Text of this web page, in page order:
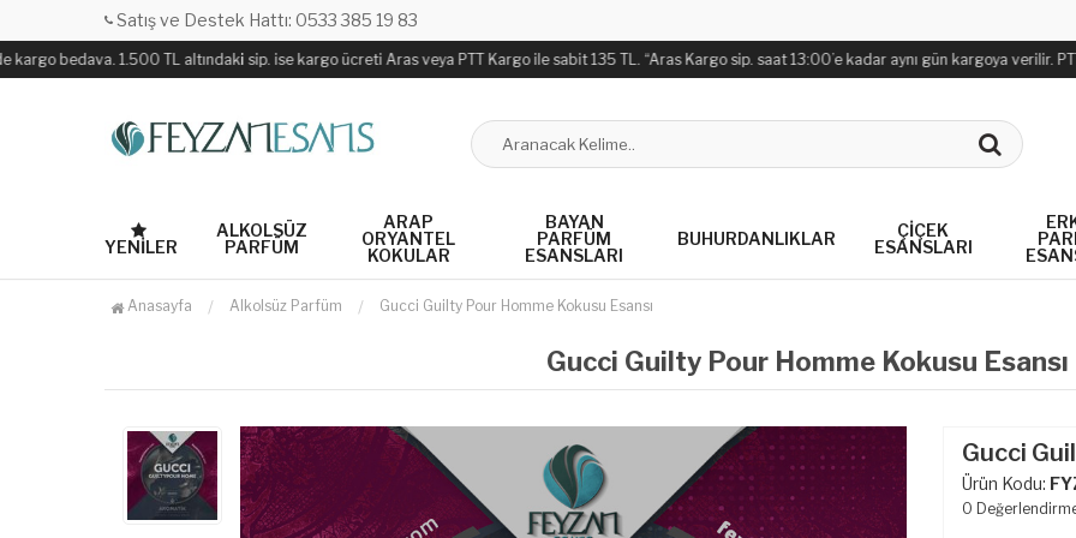
Satış ve Destek Hattı: 0533 385 19 83
bedava. 1.500 TL altındaki sip. ise kargo ücreti Aras veya PTT Kargo ile sabit 135 TL. “Aras Kargo sip. saat 13:00’e kadar aynı gün kargoya verilir. PTT
YENILER
ALKOLSÜZ
PARFÜM
ARAP
ORYANTEL
KOKULAR
BAYAN
PARFÜM
ESANSLARI
BUHURDANLIKLAR
ÇIÇEK
ESANSLARI
Anasayfa Alkolsüz Parfüm Gucci Guilty Pour Homme Kokusu Esansı
Gucci Guilty Pour Homme Kokusu Esansı
Gucci
Ürün Kodu:
0